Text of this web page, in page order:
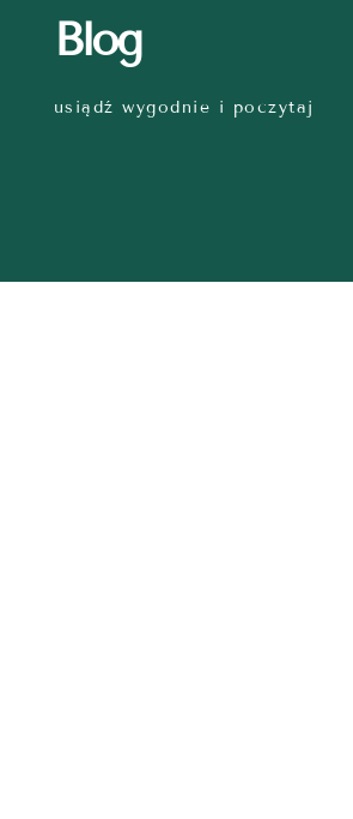
Blog
usiądź wygodnie i poczytaj